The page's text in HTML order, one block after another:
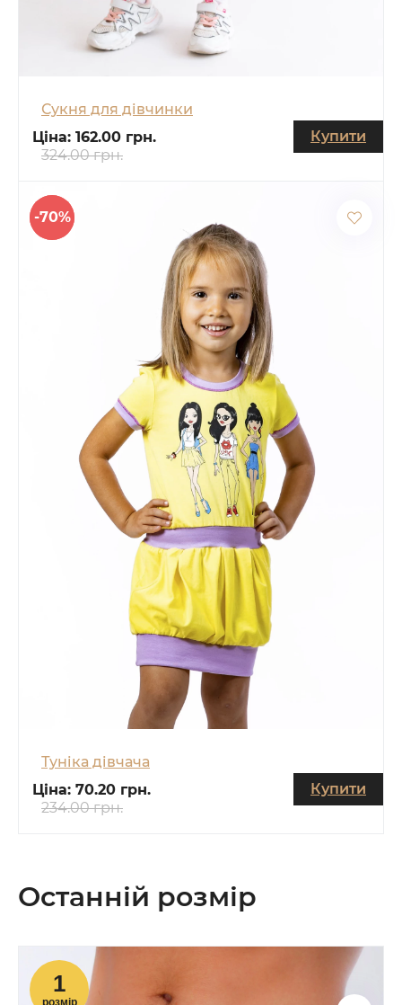
Сукня для дівчинки
Ціна: 162.00 грн.
324.00 грн.
Купити
-70%
Туніка дівчача
Ціна: 70.20 грн.
234.00 грн.
Купити
Останній розмір